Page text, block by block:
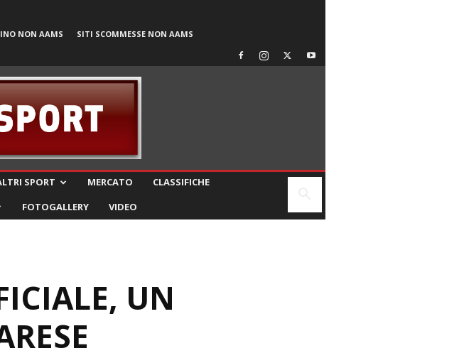
NON AAMS SITI SCOMMESSE NON AAMS
SPORT MERCATO
CLASSIFICHE
FOTOGALLERY VIDEO
UN